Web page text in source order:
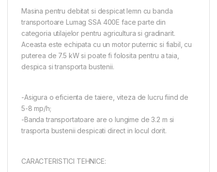
Masina pentru debitat si despicat lemn cu banda
transportoare Lumag SSA 400E face parte din
categoria utilajelor pentru agricultura si gradinarit.
Aceasta este echipata cu un motor puternic si fiabil, cu
puterea de 7.5 kW si poate fi folosita pentru a taia,
despica si transporta bustenii.
-Asigura o eficienta de taiere, viteza de lucru fiind de
5-8 mp/h;
-Banda transportatoare are o lungime de 3.2 m si
trasporta bustenii despicati direct in locul dorit.
CARACTERISTICI TEHNICE: